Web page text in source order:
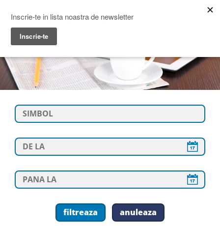
Menu
Prime Transaction